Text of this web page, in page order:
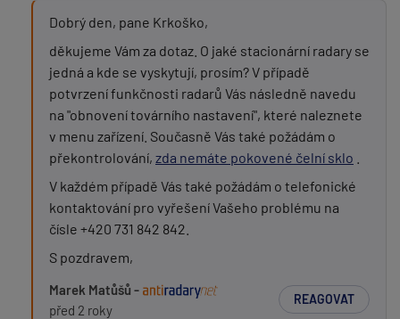
Dobrý den, pane Krkoško,
děkujeme Vám za dotaz. O jaké stacionární radary se
jedná a kde se vyskytují, prosím? V případě
potvrzení funkčnosti radarů Vás následně navedu
na "obnovení továrního nastavení", které naleznete
v menu zařízení. Současně Vás také požádám o
překontrolování, zda nemáte pokovené čelní sklo
V každém případě Vás také požádám o telefonické
kontaktování pro vyřešení Vašeho problému na
čísle +420 731 842 842.
S pozdravem,
Marek Matůšů -
před 2 roky
REAGOVAT